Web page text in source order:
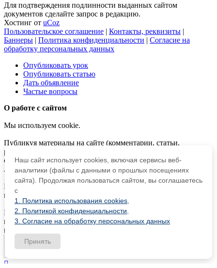
Для подтверждения подлинности выданных сайтом
документов сделайте запрос в редакцию.
Хостинг от uCoz
Пользовательское соглашение | Контакты, реквизиты |
Баннеры | Политика конфиденциальности | Согласие на
обработку персональных данных
Опубликовать урок
Опубликовать статью
Дать объявление
Частые вопросы
О работе с сайтом
Мы используем cookie.
Публикуя материалы на сайте (комментарии, статьи,
разработки и др.), пользователи берут на себя всю
ответственность за содержание материалов и разрешение
любых спорных вопросов с третьми лицами.
При этом редакция сайта готова оказывать всяческую
поддержку как в публикации, так и других вопросах.
Если вы обнаружили, что на нашем сайте незаконно
используются материалы,сообщите администратору
материалы будут удалены.
Наш сайт использует cookies, включая сервисы веб-
аналитики (файлы с данными о прошлых посещениях
сайта). Продолжая пользоваться сайтом, вы соглашаетесь
с
1. Политика использования cookies
2. Политикой конфиденциальности
3. Согласие на обработку персональных данных
Принять